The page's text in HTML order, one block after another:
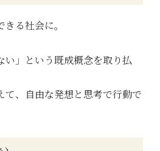
る社会に。
い」という既成概念を取り払
て、自由な発想と思考で行動で